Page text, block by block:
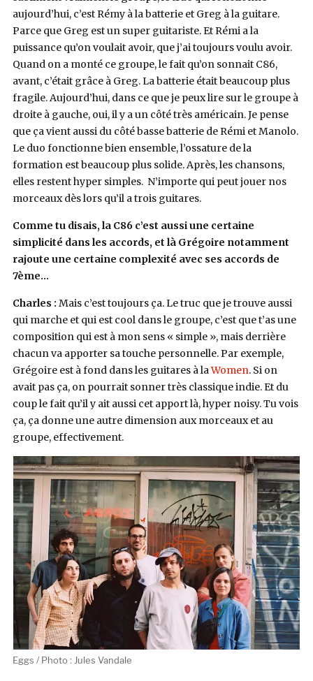
aujourd’hui, c’est Rémy à la batterie et Greg à la guitare.
Parce que Greg est un super guitariste. Et Rémi a la
puissance qu’on voulait avoir, que j’ai toujours voulu avoir.
Quand on a monté ce groupe, le fait qu’on sonnait C86,
avant, c’était grâce à Greg. La batterie était beaucoup plus
fragile. Aujourd’hui, dans ce que je peux lire sur le groupe à
droite à gauche, oui, il y a un côté très américain. Je pense
que ça vient aussi du côté basse batterie de Rémi et Manolo.
Le duo fonctionne bien ensemble, l’ossature de la
formation est beaucoup plus solide. Après, les chansons,
elles restent hyper simples. N’importe qui peut jouer nos
morceaux dès lors qu’il a trois guitares.
Comme tu disais, la C86 c’est aussi une certaine
simplicité dans les accords, et là Grégoire notamment
rajoute une certaine complexité avec ses accords de
7ème…
Charles : Mais c’est toujours ça. Le truc que je trouve aussi
qui marche et qui est cool dans le groupe, c’est que t’as une
composition qui est à mon sens « simple », mais derrière
chacun va apporter sa touche personnelle. Par exemple,
Grégoire est à fond dans les guitares à laWomen. Si on
avait pas ça, on pourrait sonner très classique indie. Et du
coup le fait qu’il y ait aussi cet apport là, hyper noisy. Tu vois
ça, ça donne une autre dimension aux morceaux et au
groupe, effectivement.
Eggs / Photo : Jules Vandale